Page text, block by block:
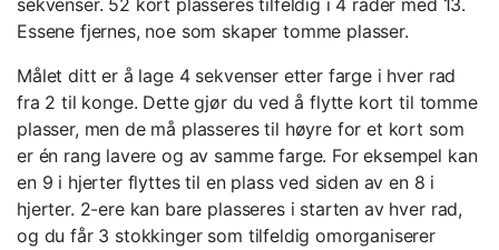
sekvenser. 52 kort plasseres tilfeldig i 4 rader med 13.
Essene fjernes, noe som skaper tomme plasser.
Målet ditt er å lage 4 sekvenser etter farge i hver rad
fra 2 til konge. Dette gjør du ved å flytte kort til tomme
plasser, men de må plasseres til høyre for et kort som
er én rang lavere og av samme farge. For eksempel kan
en 9 i hjerter flyttes til en plass ved siden av en 8 i
hjerter. 2-ere kan bare plasseres i starten av hver rad,
og du får 3 stokkinger som tilfeldig omorganiserer